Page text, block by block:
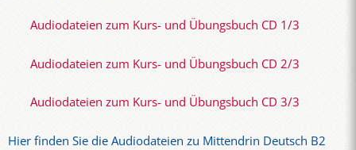
Audiodateien zum Kurs- und Übungsbuch CD 1/3
Audiodateien zum Kurs- und Übungsbuch CD 2/3
Audiodateien zum Kurs- und Übungsbuch CD 3/3
Hier finden Sie die Audiodateien zu Mittendrin Deutsch B2